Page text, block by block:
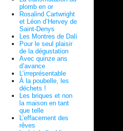
plomb en or
Rosalind Cartwright
et Léon d’Hervey de
Saint-Denys
Les Montres de Dalí
Pour le seul plaisir
de la dégustation
Avec quinze ans
d’avance
L’irreprésentable
À la poubelle, les
déchets !
Les briques et non
la maison en tant
que telle
L’effacement des
rêves